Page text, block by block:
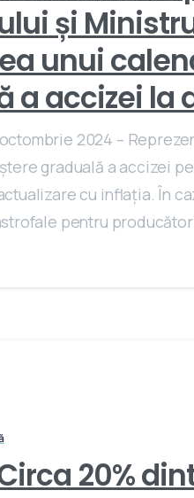
și
unui
a accizei la
octombrie 2024 –
graduală a accizei
cu inflația. În
pentru
20%